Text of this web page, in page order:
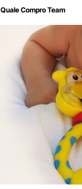
Quale Compro Team